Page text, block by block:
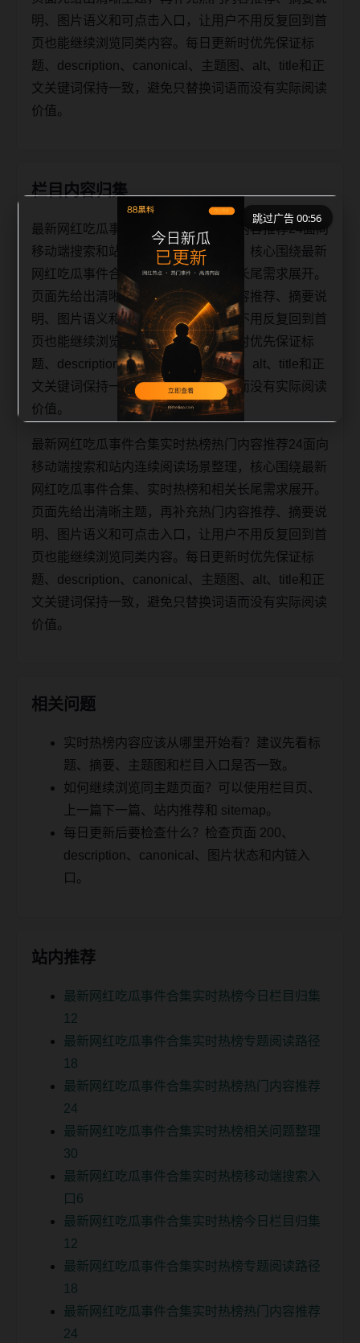
明、图片语义和可点击入口，让用户不用反复回到首
页也能继续浏览同类内容。每日更新时优先保证标
题、description、canonical、主题图、alt、title和正
文关键词保持一致，避免只替换词语而没有实际阅读
价值。
栏目内容归集
最新网红吃瓜事件合集实时热榜热门内容推荐24面向
移动端搜索和站内连续阅读场景整理，核心围绕最新
网红吃瓜事件合集、实时热榜和相关长尾需求展开。
页面先给出清晰主题，再补充热门内容推荐、摘要说
明、图片语义和可点击入口，让用户不用反复回到首
页也能继续浏览同类内容。每日更新时优先保证标
题、description、canonical、主题图、alt、title和正
文关键词保持一致，避免只替换词语而没有实际阅读
价值。
最新网红吃瓜事件合集实时热榜热门内容推荐24面向
移动端搜索和站内连续阅读场景整理，核心围绕最新
网红吃瓜事件合集、实时热榜和相关长尾需求展开。
页面先给出清晰主题，再补充热门内容推荐、摘要说
明、图片语义和可点击入口，让用户不用反复回到首
页也能继续浏览同类内容。每日更新时优先保证标
题、description、canonical、主题图、alt、title和正
文关键词保持一致，避免只替换词语而没有实际阅读
价值。
相关问题
实时热榜内容应该从哪里开始看？建议先看标
题、摘要、主题图和栏目入口是否一致。
如何继续浏览同主题页面？可以使用栏目页、
上一篇下一篇、站内推荐和 sitemap。
每日更新后要检查什么？检查页面 200、
description、canonical、图片状态和内链入
口。
站内推荐
最新网红吃瓜事件合集实时热榜今日栏目归集
12
最新网红吃瓜事件合集实时热榜专题阅读路径
18
最新网红吃瓜事件合集实时热榜热门内容推荐
24
最新网红吃瓜事件合集实时热榜相关问题整理
30
最新网红吃瓜事件合集实时热榜移动端搜索入
口6
最新网红吃瓜事件合集实时热榜今日栏目归集
12
最新网红吃瓜事件合集实时热榜专题阅读路径
18
最新网红吃瓜事件合集实时热榜热门内容推荐
24
跳过广告 00:56